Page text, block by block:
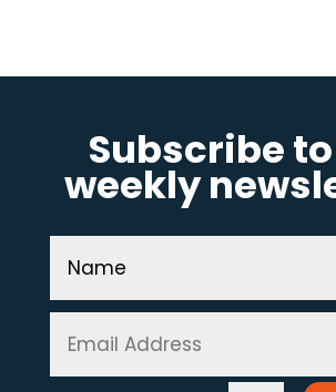
Subscribe
weekly